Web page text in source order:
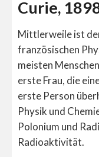
Curie,
Mittlerweile ist
französischen
meisten
erste Frau, die
erste Person
Physik und
Polonium und
Radioaktivität.